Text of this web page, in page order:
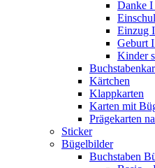
Danke I
Einzug
Geburt
Kinder
Kärtchen
Klappkarten
Karten mit
Prägekarten
Sticker
Bügelbilder
Buchstaben